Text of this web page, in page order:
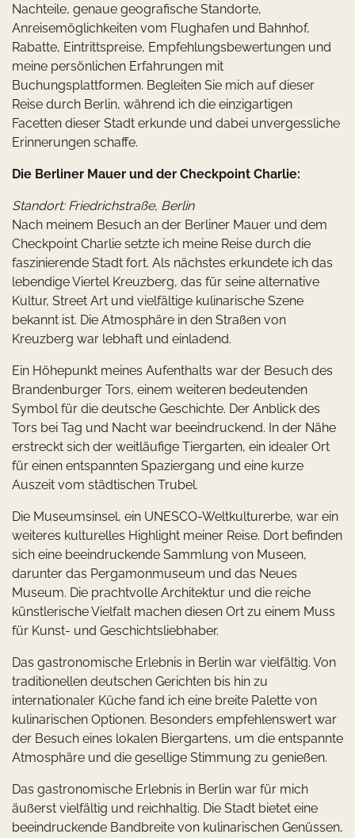
Nachteile, genaue geografische Standorte,
Anreisemöglichkeiten vom Flughafen und Bahnhof,
Rabatte, Eintrittspreise, Empfehlungsbewertungen und
meine persönlichen Erfahrungen mit
Buchungsplattformen. Begleiten Sie mich auf dieser
Reise durch Berlin, während ich die einzigartigen
Facetten dieser Stadt erkunde und dabei unvergessliche
Erinnerungen schaffe.
Die Berliner Mauer und der Checkpoint Charlie:
Standort: Friedrichstraße, Berlin
Nach meinem Besuch an der Berliner Mauer und dem
Checkpoint Charlie setzte ich meine Reise durch die
faszinierende Stadt fort. Als nächstes erkundete ich das
lebendige Viertel Kreuzberg, das für seine alternative
Kultur, Street Art und vielfältige kulinarische Szene
bekannt ist. Die Atmosphäre in den Straßen von
Kreuzberg war lebhaft und einladend.
Ein Höhepunkt meines Aufenthalts war der Besuch des
Brandenburger Tors, einem weiteren bedeutenden
Symbol für die deutsche Geschichte. Der Anblick des
Tors bei Tag und Nacht war beeindruckend. In der Nähe
erstreckt sich der weitläufige Tiergarten, ein idealer Ort
für einen entspannten Spaziergang und eine kurze
Auszeit vom städtischen Trubel.
Die Museumsinsel, ein UNESCO-Weltkulturerbe, war ein
weiteres kulturelles Highlight meiner Reise. Dort befinden
sich eine beeindruckende Sammlung von Museen,
darunter das Pergamonmuseum und das Neues
Museum. Die prachtvolle Architektur und die reiche
künstlerische Vielfalt machen diesen Ort zu einem Muss
für Kunst- und Geschichtsliebhaber.
Das gastronomische Erlebnis in Berlin war vielfältig. Von
traditionellen deutschen Gerichten bis hin zu
internationaler Küche fand ich eine breite Palette von
kulinarischen Optionen. Besonders empfehlenswert war
der Besuch eines lokalen Biergartens, um die entspannte
Atmosphäre und die gesellige Stimmung zu genießen.
Das gastronomische Erlebnis in Berlin war für mich
äußerst vielfältig und reichhaltig. Die Stadt bietet eine
beeindruckende Bandbreite von kulinarischen Genüssen,